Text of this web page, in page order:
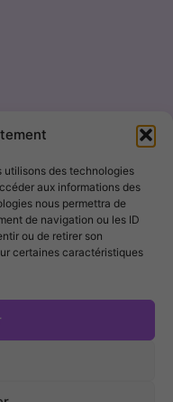
utilisons des technologies
aux informations des
nous permettra de
de navigation ou les ID
ou de retirer son
certaines caractéristiques
unsubscribe at any
→